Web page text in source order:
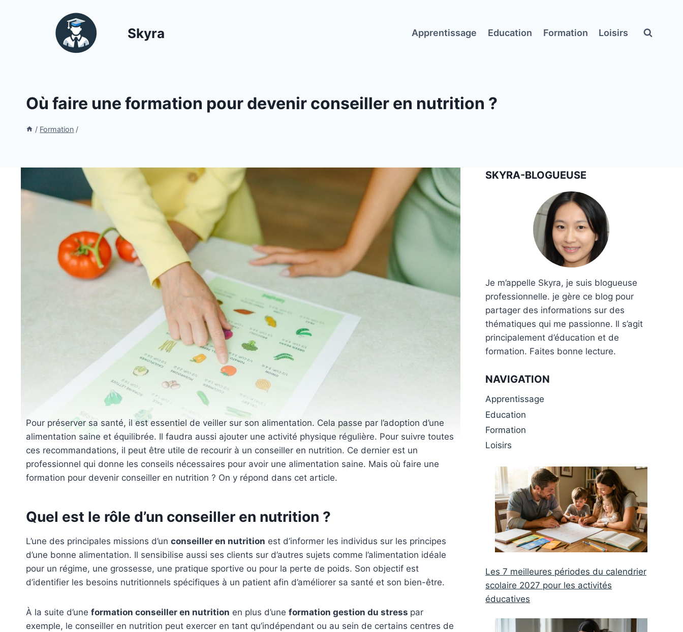
Skyra Apprentissage Education Formation Loisirs
Où faire une formation pour devenir conseiller en nutrition ?
/ Formation /
Pour préserver sa santé, il est essentiel de veiller sur son alimentation. Cela passe par l’adoption d’une
alimentation saine et équilibrée. Il faudra aussi ajouter une activité physique régulière. Pour suivre toutes
ces recommandations, il peut être utile de recourir à un conseiller en nutrition. Ce dernier est un
professionnel qui donne les conseils nécessaires pour avoir une alimentation saine. Mais où faire une
formation pour devenir conseiller en nutrition ? On y répond dans cet article.
Quel est le rôle d’un conseiller en nutrition ?
L’une des principales missions d’un conseiller en nutrition est d’informer les individus sur les principes
d’une bonne alimentation. Il sensibilise aussi ses clients sur d’autres sujets comme l’alimentation idéale
pour un régime, une grossesse, une pratique sportive ou pour la perte de poids. Son objectif est
d’identifier les besoins nutritionnels spécifiques à un patient afin d’améliorer sa santé et son bien-être.
À la suite d’une formation conseiller en nutrition en plus d’une formation gestion du stress par
exemple, le conseiller en nutrition peut exercer en tant qu’indépendant ou au sein de certains centres de
SKYRA-BLOGUEUSE
Je m’appelle Skyra, je suis blogueuse
professionnelle. je gère ce blog pour
partager des informations sur des
thématiques qui me passionne. Il s’agit
principalement d’éducation et de
formation. Faites bonne lecture.
NAVIGATION
Apprentissage
Education
Formation
Loisirs
Les 7 meilleures périodes du calendrier
scolaire 2027 pour les activités
éducatives